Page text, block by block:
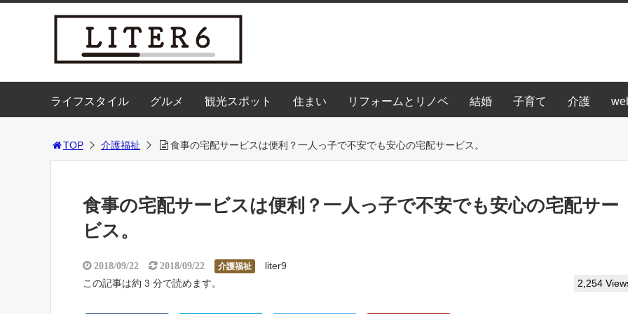
ライフスタイル グルメ 観光スポット 住まい リフォームとリノベ 結婚 子育て 介護
TOP 介護福祉 食事の宅配サービスは便利？一人っ子で不安でも安心の宅配サービス。
食事の宅配サービスは便利？一人っ子で不安でも安心の宅配サー
ビス。
2018/09/22 2018/09/22 介護福祉
liter9
この記事は約 3 分で読めます。
2,254